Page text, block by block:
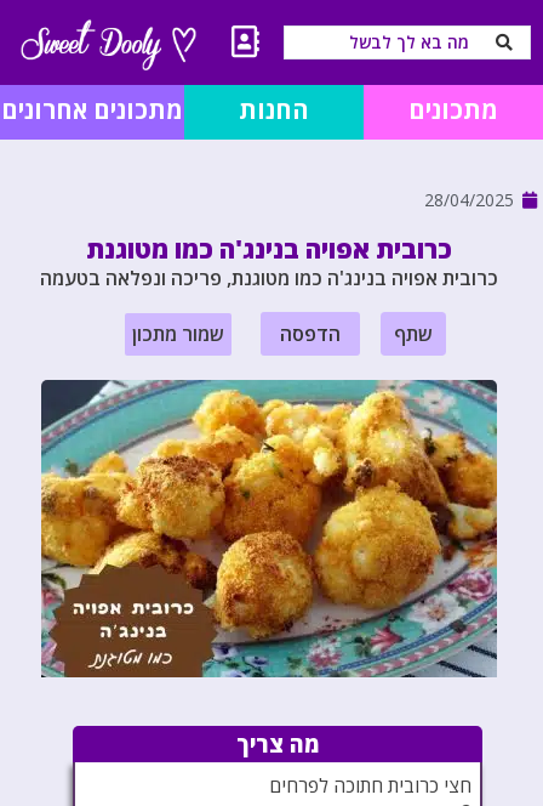
מתכונים החנות מתכונים אחרונים
28/04/2025
כרובית אפויה בנינג'ה כמו מטוגנת
כרובית אפויה בנינג'ה כמו מטוגנת, פריכה ונפלאה בטעמה
שתף הדפסה שמור מתכון
מה צריך
חצי כרובית חתוכה לפרחים